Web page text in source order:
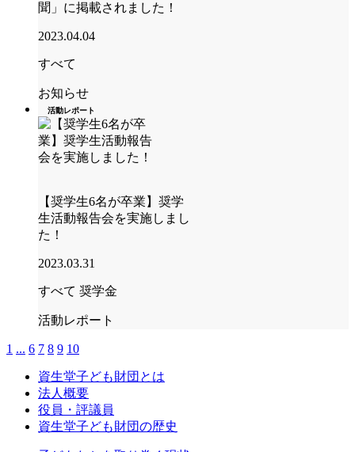
聞」に掲載されました！
2023.04.04
すべて
お知らせ
活動レポート
【奨学生6名が卒業】奨学
生活動報告会を実施しまし
た！
2023.03.31
すべて 奨学金
活動レポート
1 ... 6 7 8 9 10
資生堂子ども財団とは
法人概要
役員・評議員
資生堂子ども財団の歴史